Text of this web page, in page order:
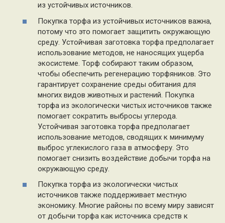
из устойчивых источников.
Покупка торфа из устойчивых источников важна,
потому что это помогает защитить окружающую
среду. Устойчивая заготовка торфа предполагает
использование методов, не наносящих ущерба
экосистеме. Торф собирают таким образом,
чтобы обеспечить регенерацию торфяников. Это
гарантирует сохранение среды обитания для
многих видов животных и растений. Покупка
торфа из экологически чистых источников также
помогает сократить выбросы углерода.
Устойчивая заготовка торфа предполагает
использование методов, сводящих к минимуму
выброс углекислого газа в атмосферу. Это
помогает снизить воздействие добычи торфа на
окружающую среду.
Покупка торфа из экологически чистых
источников также поддерживает местную
экономику. Многие районы по всему миру зависят
от добычи торфа как источника средств к